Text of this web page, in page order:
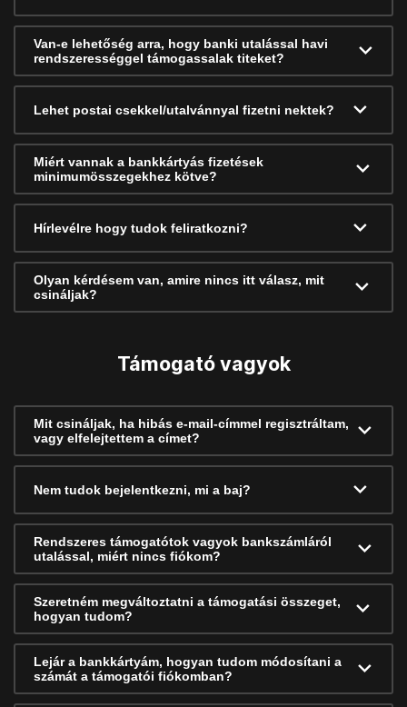
Van-e lehetőség arra, hogy banki utalással havi
rendszerességgel támogassalak titeket?
Lehet postai csekkel/utalvánnyal fizetni nektek?
Miért vannak a bankkártyás fizetések
minimumösszegekhez kötve?
Hírlevélre hogy tudok feliratkozni?
Olyan kérdésem van, amire nincs itt válasz, mit
csináljak?
Támogató vagyok
Mit csináljak, ha hibás e-mail-címmel regisztráltam,
vagy elfelejtettem a címet?
Nem tudok bejelentkezni, mi a baj?
Rendszeres támogatótok vagyok bankszámláról
utalással, miért nincs fiókom?
Szeretném megváltoztatni a támogatási összeget,
hogyan tudom?
Lejár a bankkártyám, hogyan tudom módosítani a
számát a támogatói fiókomban?